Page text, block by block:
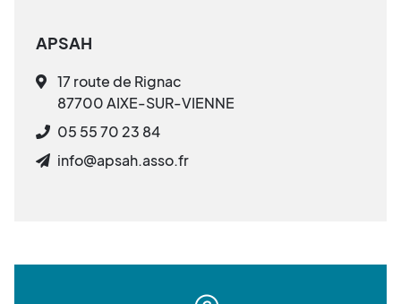
APSAH
17 route de Rignac
87700 AIXE-SUR-VIENNE
05 55 70 23 84
info@apsah.asso.fr